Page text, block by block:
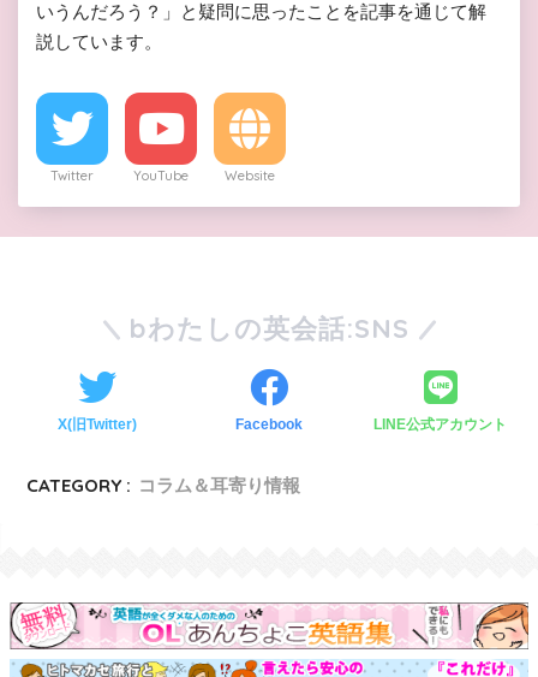
いうんだろう？」と疑問に思ったことを記事を通じて解
説しています。
Twitter YouTube Website
bわたしの英会話:SNS
X(旧Twitter) Facebook LINE公式アカウント
CATEGORY : コラム＆耳寄り情報